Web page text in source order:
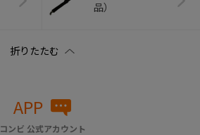
品）
APP
コンビ 公式アカウント